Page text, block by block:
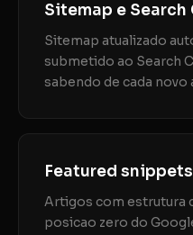
Sitemap e Search
Sitemap atualizado
submetido ao Search
sabendo de cada novo
Featured snippets
Artigos com estrutura
posicao zero do